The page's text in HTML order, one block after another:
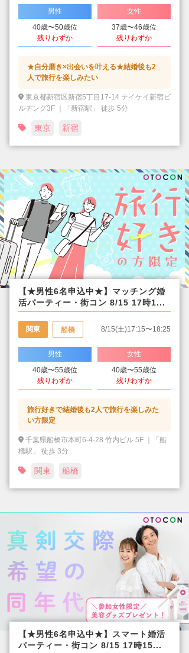
男性
40歳〜50歳位
残りわずか
女性
37歳〜46歳位
残りわずか
★自分磨き×出会いを叶える★結婚後も2
人で旅行を楽しみたい
東京都新宿区新宿5丁目17-14 テイケイ新宿ビ
ルヂング3F ｜「新宿駅」 徒歩 5分
東京 新宿
【★男性6名申込中★】マッチング婚
活パーティー・街コン 8/15 17時1...
関東 船橋 8/15(土)17:15〜18:25
男性
40歳〜55歳位
残りわずか
女性
40歳〜55歳位
残りわずか
旅行好きで結婚後も2人で旅行を楽しみた
い方限定
千葉県船橋市本町6-4-28 竹内ビル 5F ｜「船
橋駅」 徒歩 3分
関東 船橋
【★男性6名申込中★】スマート婚活
パーティー・街コン 8/15 17時15...